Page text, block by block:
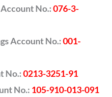
No.:076-3-
Account No.:001-
No.:0213-3251-91
No.: 105-910-013-091